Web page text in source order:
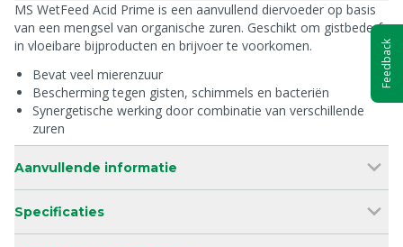
MS WetFeed Acid Prime is een aanvullend diervoeder op basis
van een mengsel van organische zuren. Geschikt om gistbederf
in vloeibare bijproducten en brijvoer te voorkomen.
Bevat veel mierenzuur
Bescherming tegen gisten, schimmels en bacteriën
Synergetische werking door combinatie van verschillende
zuren
Aanvullende informatie
Specificaties
Feedback